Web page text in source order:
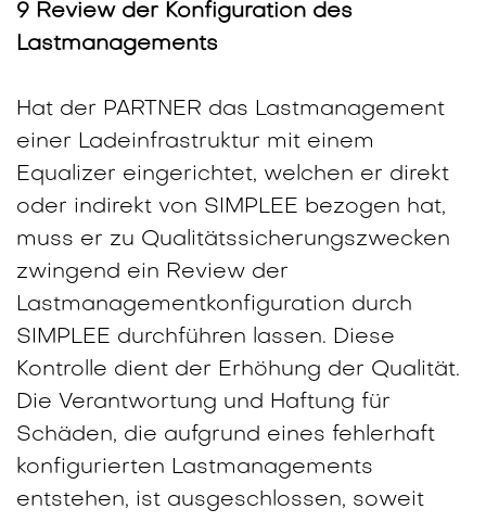
9 Review der Konfiguration des
Lastmanagements
Hat der PARTNER das Lastmanagement
einer Ladeinfrastruktur mit einem
Equalizer eingerichtet, welchen er direkt
oder indirekt von SIMPLEE bezogen hat,
muss er zu Qualitätssicherungszwecken
zwingend ein Review der
Lastmanagementkonfiguration durch
SIMPLEE durchführen lassen. Diese
Kontrolle dient der Erhöhung der Qualität.
Die Verantwortung und Haftung für
Schäden, die aufgrund eines fehlerhaft
konfigurierten Lastmanagements
entstehen, ist ausgeschlossen, soweit